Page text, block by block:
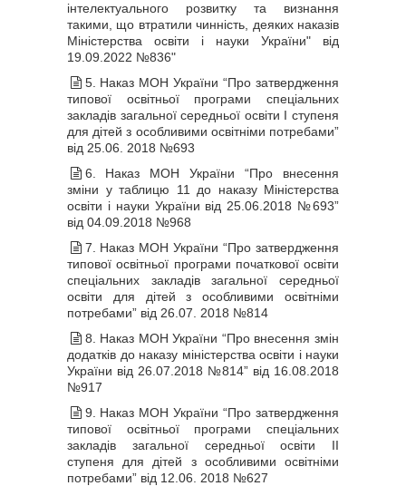
інтелектуального розвитку та визнання
такими, що втратили чинність, деяких наказів
Міністерства освіти і науки України" від
19.09.2022 №836"
5. Наказ МОН України “Про затвердження
типової освітньої програми спеціальних
закладів загальної середньої освіти І ступеня
для дітей з особливими освітніми потребами”
від 25.06. 2018 №693
6. Наказ МОН України “Про внесення
зміни у таблицю 11 до наказу Міністерства
освіти і науки України від 25.06.2018 №693”
від 04.09.2018 №968
7. Наказ МОН України “Про затвердження
типової освітньої програми початкової освіти
спеціальних закладів загальної середньої
освіти для дітей з особливими освітніми
потребами” від 26.07. 2018 №814
8. Наказ МОН України “Про внесення змін
додатків до наказу міністерства освіти і науки
України від 26.07.2018 №814” від 16.08.2018
№917
9. Наказ МОН України “Про затвердження
типової освітньої програми спеціальних
закладів загальної середньої освіти ІІ
ступеня для дітей з особливими освітніми
потребами” від 12.06. 2018 №627